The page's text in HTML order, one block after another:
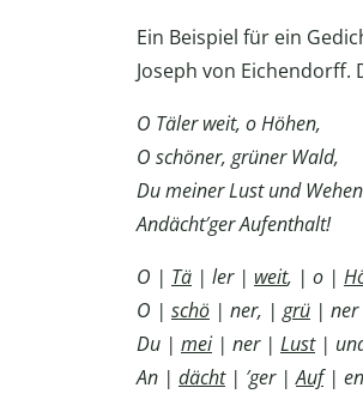
Ein Beispiel für ein
Joseph von Eichendorff.
O Täler weit, o Höhen,
O schöner, grüner Wald,
Du meiner Lust und Wehen
Andächt′ger Aufenthalt!
O | Tä| ler | weit, | o |
O | schö| ner, | grü| ner
Du | mei| ner | Lust|
An | dächt| ′ger |Auf|